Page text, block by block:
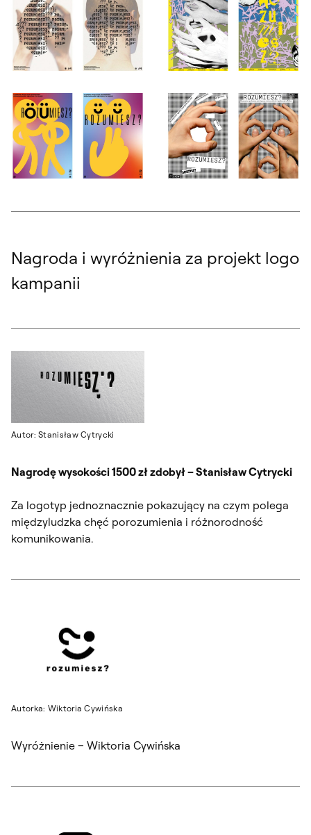
Nagroda i wyróżnienia za projekt logo
kampanii
Autor: Stanisław Cytrycki
Nagrodę wysokości 1500 zł zdobył – Stanisław Cytrycki
Za logotyp jednoznacznie pokazujący na czym polega
międzyludzka chęć porozumienia i różnorodność
komunikowania.
Autorka: Wiktoria Cywińska
Wyróżnienie – Wiktoria Cywińska